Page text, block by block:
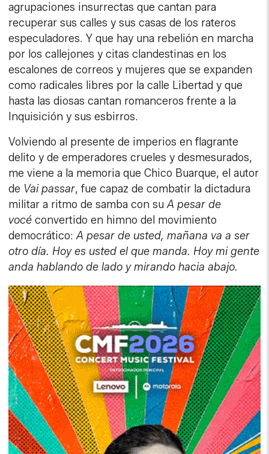
agrupaciones insurrectas que cantan para
recuperar sus calles y sus casas de los rateros
especuladores. Y que hay una rebelión en marcha
por los callejones y citas clandestinas en los
escalones de correos y mujeres que se expanden
como radicales libres por la calle Libertad y que
hasta las diosas cantan romanceros frente a la
Inquisición y sus esbirros.
Volviendo al presente de imperios en flagrante
delito y de emperadores crueles y desmesurados,
me viene a la memoria que Chico Buarque, el autor
de Vai passar, fue capaz de combatir la dictadura
militar a ritmo de samba con suA pesar de
vocé convertido en himno del movimiento
democrático:A pesar de usted, mañana va a ser
otro día. Hoy es usted el que manda. Hoy mi gente
anda hablando de lado y mirando hacia abajo.